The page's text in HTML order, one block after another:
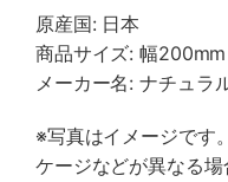
原産国: 日本
商品サイズ: 幅
メーカー名: ナチュラ
※写真はイメージです
ケージなどが異なる場